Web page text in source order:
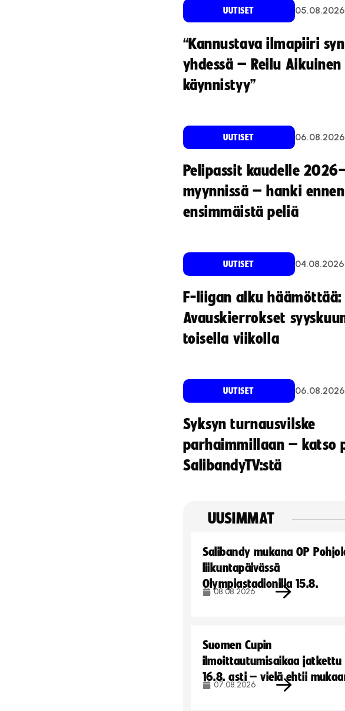
UUTISET 05.08.2026
“Kannustava ilmapiiri
yhdessä – Reilu
käynnistyy”
UUTISET 06.08.2026
Pelipassit kaudelle
myynnissä – hanki ennen
ensimmäistä peliä
UUTISET 04.08.2026
F-liigan alku häämöttää:
Avauskierrokset
toisella viikolla
UUTISET 06.08.2026
Syksyn turnausvilske
parhaimmillaan – katso
SalibandyTV:stä
UUSIMMAT
Salibandy mukana OP
liikuntapäivässä
Olympiastadionilla 15.8.
08.08.2026
Suomen Cupin
ilmoittautumisaikaa jatkettu
16.8. asti – vielä ehtii
07.08.2026